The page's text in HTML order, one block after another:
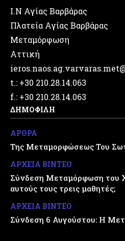
Ι.Ν Αγίας Βαρβάρας
Πλατεία Αγίας Βαρβάρας
Μεταμόρφωση
Αττική
t.: +30 210.28.14.063
f.: +30 210.28.14.063
ΔΗΜΟΦΙΛΗ
ΑΡΘΡΑ
Της Μεταμορφώσεως Του
ΑΡΧΕΙΑ ΒΙΝΤΕΟ
Σύνδεση Μεταμόρφωση του
αυτούς τους τρεις μαθητές;
ΑΡΧΕΙΑ ΒΙΝΤΕΟ
Σύνδεση 6 Αυγούστου: Η